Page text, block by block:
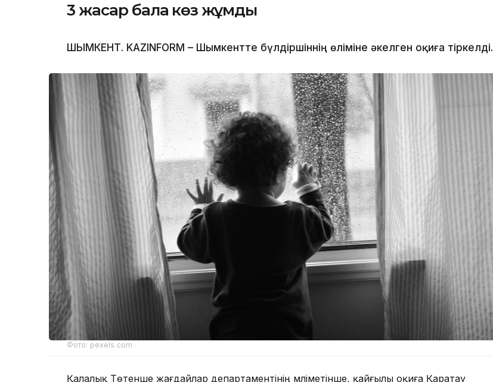
3 жасар бала көз жұмды
ШЫМКЕНТ. KAZINFORM – Шымкентте бүлдіршіннің өліміне әкелген оқиға тіркелді.
Фото: pexels.com
Қалалық Төтенше жағдайлар департаментінің мәліметінше, қайғылы оқиға Қаратау